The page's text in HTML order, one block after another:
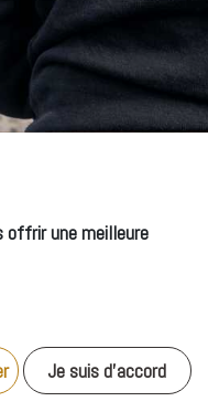
est idéale pour vérifier
un phénomène moins
Voici comment
offrir une meilleure
Je suis d'accord